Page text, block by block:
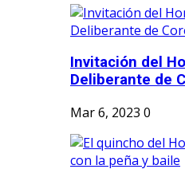
Invitación del
Deliberante de
Mar 6, 2023 0